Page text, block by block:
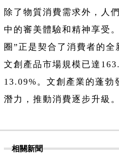
除了物質消費需求外，人
中的審美體驗和精神享受
圈”正是契合了消費者的全
文創產品市場規模已達
13.09%。文創產業的蓬勃
潛力，推動消費逐步升級。
相關新聞